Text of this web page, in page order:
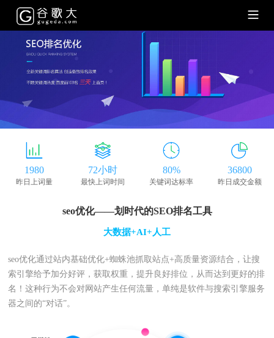
1980
昨日上词量
72小时
最快上词时间
80%
关键词达标率
36800
昨日成交金额
seo优化——划时代的SEO排名工具
大数据+AI+人工
seo优化通过站内基础优化+蜘蛛池抓取站点+高质量资源结合，让搜
索引擎给予加分好评，获取权重，提升良好排位，从而达到更好的排
名！这种行为不会对网站产生任何流量，单纯是软件与搜索引擎服务
器之间的“对话”。